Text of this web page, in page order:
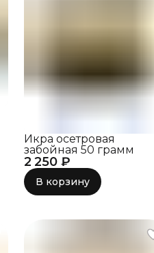
2 250 ₽
Икра осетровая
забойная 50 грамм
В корзину